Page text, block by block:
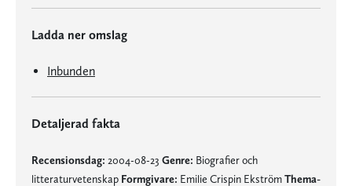
Ladda ner omslag
Inbunden
Detaljerad fakta
Recensionsdag: 2004-08-23 Genre: Biografier och
litteraturvetenskap Formgivare: Emilie Crispin EkströmThema-